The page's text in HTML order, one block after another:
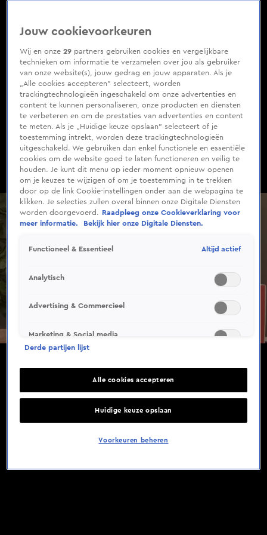
minutes,
seconds
Jouw cookievoorkeuren
Wij en onze29 partners gebruiken cookies en vergelijkbare
technieken om informatie te verzamelen over jou als gebruiker
van onze website(s), jouw gedrag en jouw apparaten. Als je
„Alle cookies accepteren” selecteert, worden
trackingtechnologieën ingeschakeld om onze advertenties en
content te kunnen personaliseren, onze producten en diensten
te verbeteren en om de prestaties van advertenties en content
te meten. Als je „Huidige keuze opslaan” selecteert of je
toestemming intrekt, worden deze trackingtechnologieën
uitgeschakeld. We gebruiken dan enkel functionele en essentiële
cookies om de website goed te laten functioneren en veilig te
houden. Je kunt dit menu op ieder moment opnieuw openen
om je keuzes te wijzigen of om je toestemming in te trekken
door op de link Cookie-instellingen onder aan de webpagina te
klikken. Je selecties zullen overal binnen onze Digitale Diensten
worden doorgevoerd.
Raadpleeg onze Cookieverklaring voor
meer informatie.
Bekijk hier onze Digitale Diensten.
Functioneel & Essentieel Altijd actief
Analytisch
Advertising & Commercieel
Marketing & Social media
Derde partijen lijst
Alle cookies accepteren
Huidige keuze opslaan
Voorkeuren beheren